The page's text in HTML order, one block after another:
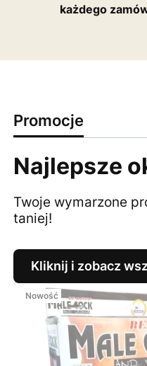
każdego
Promocje
Najlepsze
Twoje wymarzone
taniej!
Kliknij i zobacz
Nowość